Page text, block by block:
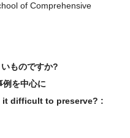
of Comprehensive
ものですか?
例を中心に
difficult to preserve? :